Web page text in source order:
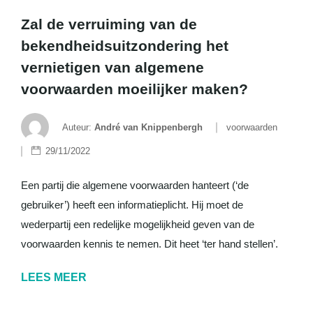
Zal de verruiming van de
bekendheidsuitzondering het
vernietigen van algemene
voorwaarden moeilijker maken?
Auteur: André van Knippenbergh voorwaarden
29/11/2022
Een partij die algemene voorwaarden hanteert (‘de
gebruiker’) heeft een informatieplicht. Hij moet de
wederpartij een redelijke mogelijkheid geven van de
voorwaarden kennis te nemen. Dit heet ‘ter hand stellen’.
LEES MEER